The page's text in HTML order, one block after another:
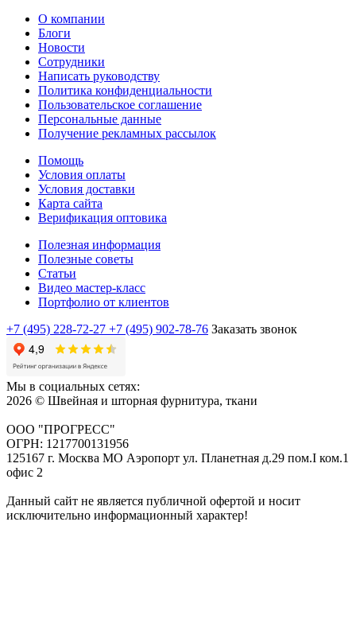
О компании
Блоги
Новости
Сотрудники
Написать руководству
Политика конфиденциальности
Пользовательское соглашение
Персональные данные
Получение рекламных рассылок
Помощь
Условия оплаты
Условия доставки
Карта сайта
Верификация оптовика
Полезная информация
Полезные советы
Статьи
Видео мастер-класс
Портфолио от клиентов
+7 (495) 228-72-27 +7 (495) 902-78-76 Заказать звонок
Мы в социальных сетях:
2026 © Швейная и шторная фурнитура, ткани
ООО "ПРОГРЕСС"
ОГРН: 1217700131956
125167 г. Москва МО Аэропорт ул. Планетная д.29 пом.I ком.1
офис 2
Данный сайт не является публичной офертой и носит
исключительно информационный характер!